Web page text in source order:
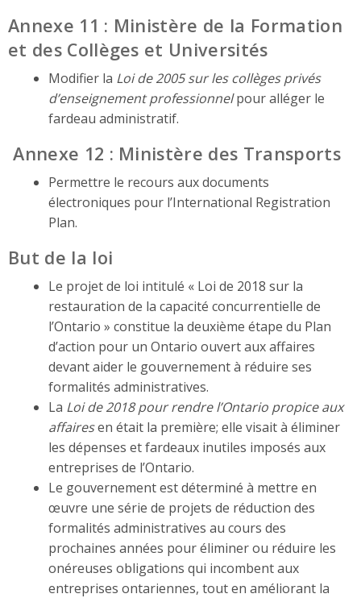
Annexe 11 : Ministère de la Formation
et des Collèges et Universités
Modifier la Loi de 2005 sur les collèges privés
d’enseignement professionnelpour alléger le
fardeau administratif.
Annexe 12 : Ministère des Transports
Permettre le recours aux documents
électroniques pour l’International Registration
Plan.
But de la loi
Le projet de loi intitulé « Loi de 2018 sur la
restauration de la capacité concurrentielle de
l’Ontario » constitue la deuxième étape du Plan
d’action pour un Ontario ouvert aux affaires
devant aider le gouvernement à réduire ses
formalités administratives.
La Loi de 2018 pour rendre l’Ontario propice aux
affairesen était la première; elle visait à éliminer
les dépenses et fardeaux inutiles imposés aux
entreprises de l’Ontario.
Le gouvernement est déterminé à mettre en
œuvre une série de projets de réduction des
formalités administratives au cours des
prochaines années pour éliminer ou réduire les
onéreuses obligations qui incombent aux
entreprises ontariennes, tout en améliorant la